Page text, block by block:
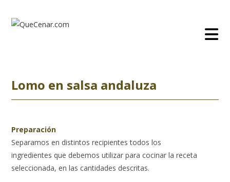
contenido
Lomo en salsa andaluza
Preparación
Separamos en distintos recipientes todos los
ingredientes que debemos utilizar para cocinar la receta
seleccionada, en las cantidades descritas.